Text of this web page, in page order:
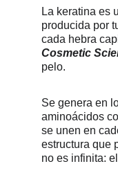
La keratina es
producida por
cada hebra
Cosmetic
pelo.
Se genera en
aminoácidos
se unen en
estructura que
no es infinita: